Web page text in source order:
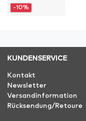
-10%
KUNDENSERVICE
Kontakt
Newsletter
Versandinformation
Rücksendung/Retoure